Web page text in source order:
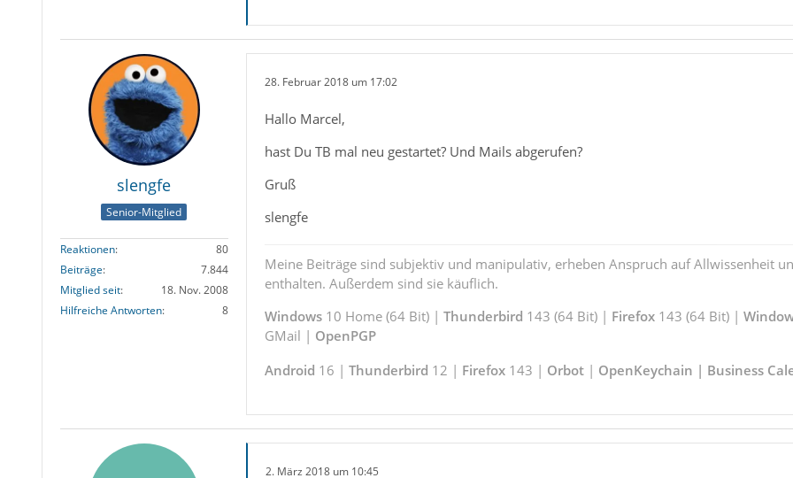
slengfe
Senior-Mitglied
Reaktionen
80
Beiträge
7.844
Mitglied seit
18. Nov. 2008
Hilfreiche Antworten
8
28. Februar 2018 um 17:02
Hallo Marcel,
hast Du TB mal neu gestartet? Und Mails abgerufen?
Gruß
slengfe
Meine Beiträge sind subjektiv und manipulativ, erheben Anspruch auf Allwissenheit
enthalten. Außerdem sind sie käuflich.
Windows10 Home (64 Bit) | Thunderbird 143 (64 Bit) | Firefox143 (64 Bit) |
GMail | OpenPGP
Android 16 | Thunderbird 12 | Firefox143 | Orbot| OpenKeychain | Business
2. März 2018 um 10:45